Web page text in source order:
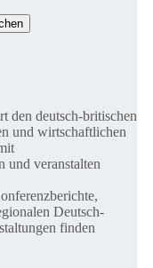
den deutsch-britischen
und wirtschaftlichen
und veranstalten
Deutsch-
finden